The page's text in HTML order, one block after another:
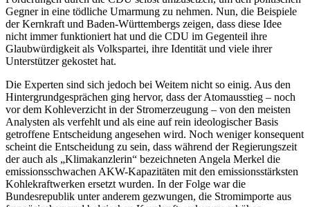
Gegner in eine tödliche Umarmung zu nehmen. Nun, die Beispiele
der Kernkraft und Baden-Württembergs zeigen, dass diese Idee
nicht immer funktioniert hat und die CDU im Gegenteil ihre
Glaubwürdigkeit als Volkspartei, ihre Identität und viele ihrer
Unterstützer gekostet hat.
Die Experten sind sich jedoch bei Weitem nicht so einig. Aus den
Hintergrundgesprächen ging hervor, dass der Atomausstieg – noch
vor dem Kohleverzicht in der Stromerzeugung – von den meisten
Analysten als verfehlt und als eine auf rein ideologischer Basis
getroffene Entscheidung angesehen wird. Noch weniger konsequent
scheint die Entscheidung zu sein, dass während der Regierungszeit
der auch als „Klimakanzlerin“ bezeichneten Angela Merkel die
emissionsschwachen AKW-Kapazitäten mit den emissionsstärksten
Kohlekraftwerken ersetzt wurden. In der Folge war die
Bundesrepublik unter anderem gezwungen, die Stromimporte aus